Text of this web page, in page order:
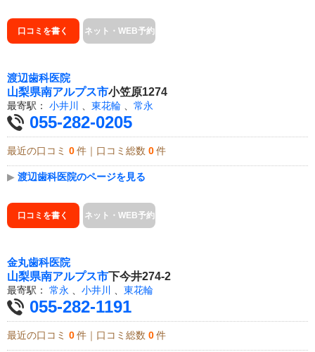
口コミを書く ネット・WEB予約
渡辺歯科医院
山梨県南アルプス市小笠原1274
最寄駅： 小井川 東花輪 常永
055-282-0205
最近の口コミ 0 件｜口コミ総数 0 件
▶ 渡辺歯科医院のページを見る
口コミを書く ネット・WEB予約
金丸歯科医院
山梨県南アルプス市下今井274-2
最寄駅： 常永 小井川 東花輪
055-282-1191
最近の口コミ 0 件｜口コミ総数 0 件